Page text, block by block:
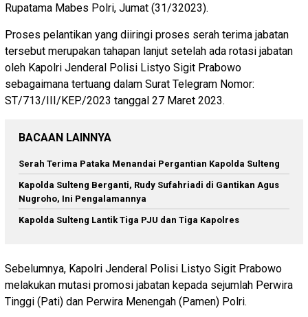
Rupatama Mabes Polri, Jumat (31/32023).
Proses pelantikan yang diiringi proses serah terima jabatan
tersebut merupakan tahapan lanjut setelah ada rotasi jabatan
oleh Kapolri Jenderal Polisi Listyo Sigit Prabowo
sebagaimana tertuang dalam Surat Telegram Nomor:
ST/713/III/KEP./2023 tanggal 27 Maret 2023.
BACAAN LAINNYA
Serah Terima Pataka Menandai Pergantian Kapolda Sulteng
Kapolda Sulteng Berganti, Rudy Sufahriadi di Gantikan Agus
Nugroho, Ini Pengalamannya
Kapolda Sulteng Lantik Tiga PJU dan Tiga Kapolres
Sebelumnya, Kapolri Jenderal Polisi Listyo Sigit Prabowo
melakukan mutasi promosi jabatan kepada sejumlah Perwira
Tinggi (Pati) dan Perwira Menengah (Pamen) Polri.